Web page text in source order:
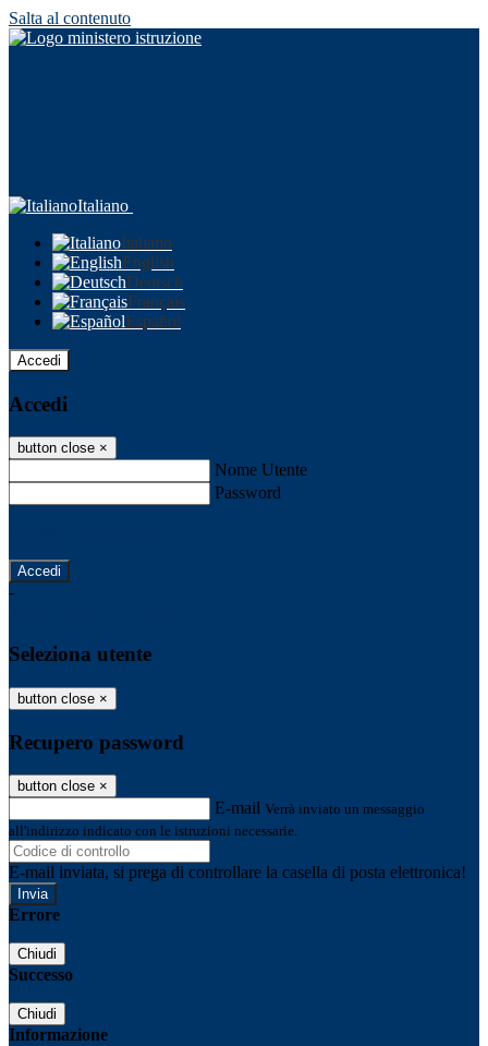
Salta al contenuto
Italiano
Italiano
English
Deutsch
Français
Español
Accedi
Accedi
button close ×
Nome Utente
Password
-
Seleziona utente
button close ×
Recupero password
button close ×
E-mail Verrà inviato un messaggio
all'indirizzo indicato con le istruzioni necessarie.
E-mail inviata, si prega di controllare la casella di posta elettronica!
Errore
Chiudi
Successo
Chiudi
Informazione